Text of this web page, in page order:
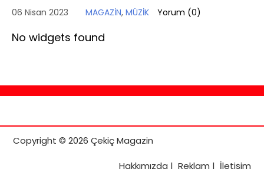
06 Nisan 2023 MAGAZİN, MÜZİK Yorum (0)
No widgets found
Copyright © 2026 Çekiç Magazin
Hakkımızda | Reklam | İletişim